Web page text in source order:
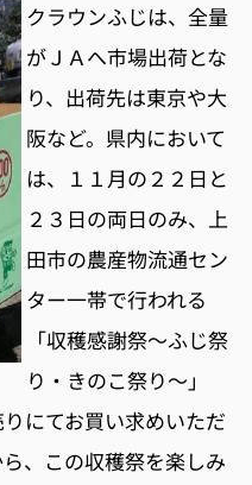
クラウンふじは、全量
がＪＡへ市場出荷とな
り、出荷先は東京や大
阪など。県内において
は、１１月の２２日と
２３日の両日のみ、上
田市の農産物流通セン
ター一帯で行われる
「収穫感謝祭〜ふじ祭
り・きのこ祭り〜」
にてお買い求めいただ
、この収穫祭を楽しみ